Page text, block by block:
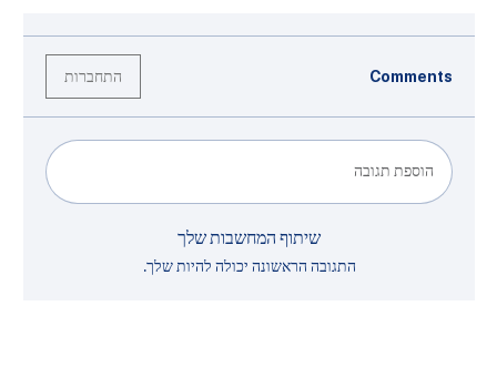
Comments התחברות
הוספת תגובה
שיתוף המחשבות שלך
התגובה הראשונה יכולה להיות שלך.